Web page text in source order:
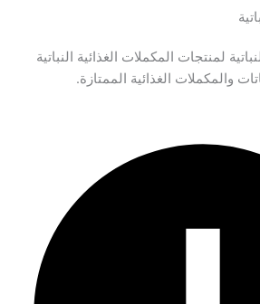
لمنتجات المكملات الغذائية النباتية
والمكملات الغذائية الممتازة.